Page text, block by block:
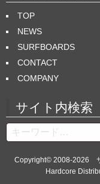
TOP
NEWS
SURFBOARDS
CONTACT
COMPANY
サイト内検索
Search
Copyright© 2008-2026
Hardcore